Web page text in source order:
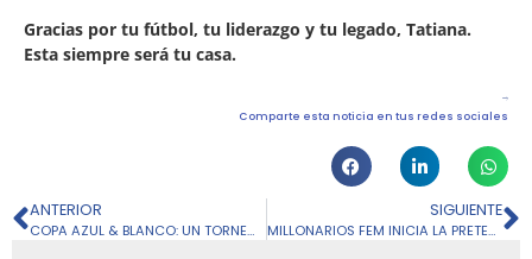
Gracias por tu fútbol, tu liderazgo y tu legado, Tatiana.
Esta siempre será tu casa.
Comparte esta noticia en tus redes sociales
ANTERIOR
COPA AZUL & BLANCO: UN TORNEO QUE NACE DESDE EL CORAZÓN DE FÚTBOL BASE
SIGUIENTE
MILLONARIOS FEM INICIA LA PRETEMPORADA 2026 EN COPA METROPOLITANA